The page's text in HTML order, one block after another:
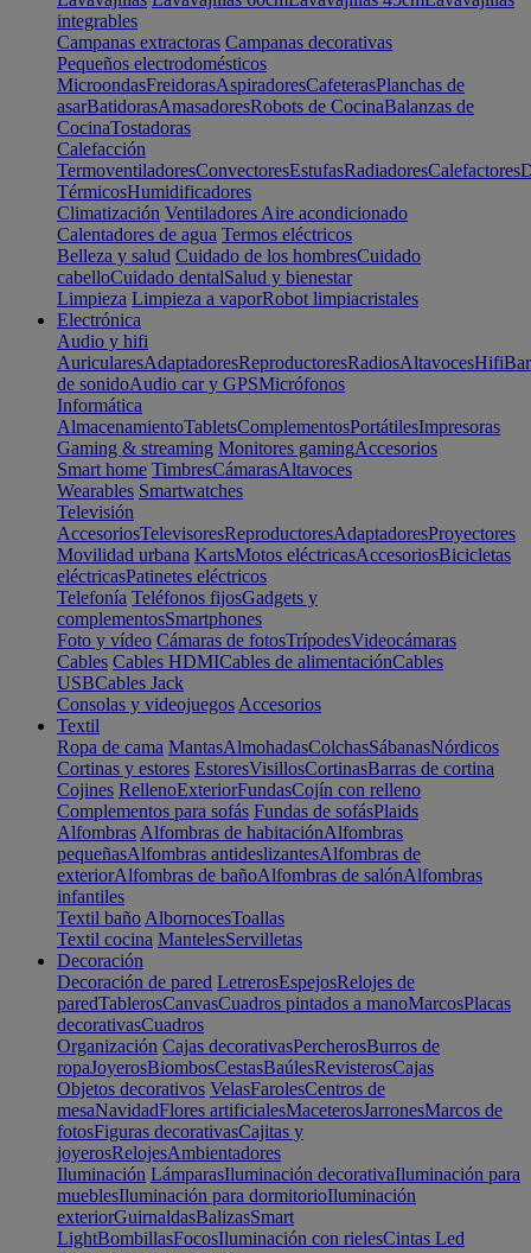
integrables
Campanas extractoras Campanas decorativas
Pequeños electrodomésticos
MicroondasFreidorasAspiradoresCafeterasPlanchas de
asarBatidorasAmasadoresRobots de CocinaBalanzas de
CocinaTostadoras
Calefacción
TermoventiladoresConvectoresEstufasRadiadoresCalefactores
TérmicosHumidificadores
Climatización Ventiladores Aire acondicionado
Calentadores de agua Termos eléctricos
Belleza y salud Cuidado de los hombresCuidado
cabelloCuidado dentalSalud y bienestar
Limpieza Limpieza a vaporRobot limpiacristales
Electrónica
Audio y hifi
AuricularesAdaptadoresReproductoresRadiosAltavocesHifi
de sonidoAudio car y GPSMicrófonos
Informática
AlmacenamientoTabletsComplementosPortátilesImpresoras
Gaming & streaming Monitores gamingAccesorios
Smart home TimbresCámarasAltavoces
Wearables Smartwatches
Televisión
AccesoriosTelevisoresReproductoresAdaptadoresProyectores
Movilidad urbana KartsMotos eléctricasAccesoriosBicicletas
eléctricasPatinetes eléctricos
Telefonía Teléfonos fijosGadgets y
complementosSmartphones
Foto y vídeo Cámaras de fotosTrípodesVideocámaras
Cables Cables HDMICables de alimentaciónCables
USBCables Jack
Consolas y videojuegos Accesorios
Textil
Ropa de cama MantasAlmohadasColchasSábanasNórdicos
Cortinas y estores EstoresVisillosCortinasBarras de cortina
Cojines RellenoExteriorFundasCojín con relleno
Complementos para sofás Fundas de sofásPlaids
Alfombras Alfombras de habitaciónAlfombras
pequeñasAlfombras antideslizantesAlfombras de
exteriorAlfombras de bañoAlfombras de salónAlfombras
infantiles
Textil baño AlbornocesToallas
Textil cocina MantelesServilletas
Decoración
Decoración de pared LetrerosEspejosRelojes de
paredTablerosCanvasCuadros pintados a manoMarcosPlacas
decorativasCuadros
Organización Cajas decorativasPercherosBurros de
ropaJoyerosBiombosCestasBaúlesRevisterosCajas
Objetos decorativos VelasFarolesCentros de
mesaNavidadFlores artificialesMaceterosJarronesMarcos de
fotosFiguras decorativasCajitas y
joyerosRelojesAmbientadores
Iluminación LámparasIluminación decorativaIluminación para
mueblesIluminación para dormitorioIluminación
exteriorGuirnaldasBalizasSmart
LightBombillasFocosIluminación con rielesCintas Led